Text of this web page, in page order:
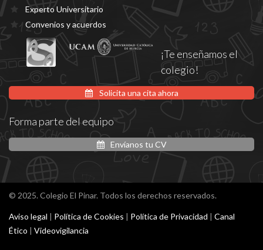
Experto Universitario
Convenios y acuerdos
¡Te enseñamos el
colegio!
Solicita una cita ahora
Forma parte del equipo
Envíanos tu CV
© 2025. Colegio El Pinar. Todos los derechos reservados.
Aviso legal | Política de Cookies | Política de Privacidad | Canal
Ético | Videovigilancia